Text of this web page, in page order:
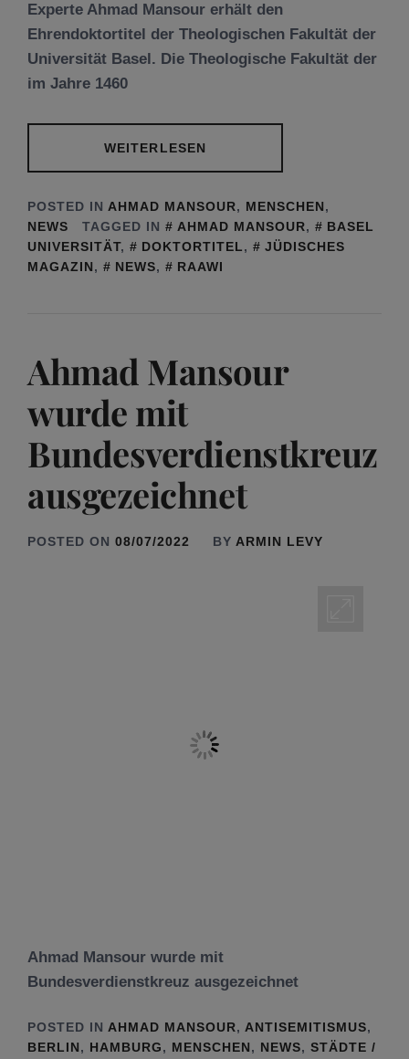
Experte Ahmad Mansour erhält den
Ehrendoktortitel der Theologischen Fakultät der
Universität Basel. Die Theologische Fakultät der
im Jahre 1460
WEITERLESEN
POSTED IN AHMAD MANSOUR, MENSCHEN,
NEWS
TAGGED IN AHMAD MANSOUR,
BASEL
UNIVERSITÄT, DOKTORTITEL,
JÜDISCHES
MAGAZIN, NEWS, RAAWI
Ahmad Mansour
wurde mit
Bundesverdienstkreuz
ausgezeichnet
POSTED ON 08/07/2022 BY ARMIN LEVY
Ahmad Mansour wurde mit
Bundesverdienstkreuz ausgezeichnet
POSTED IN AHMAD MANSOUR, ANTISEMITISMUS,
BERLIN, HAMBURG, MENSCHEN, NEWS, STÄDTE /